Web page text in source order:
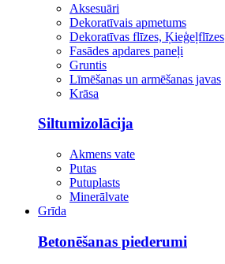
Aksesuāri
Dekoratīvais apmetums
Dekoratīvas flīzes, Ķieģeļflīzes
Fasādes apdares paneļi
Gruntis
Līmēšanas un armēšanas javas
Krāsa
Siltumizolācija
Akmens vate
Putas
Putuplasts
Minerālvate
Grīda
Betonēšanas piederumi